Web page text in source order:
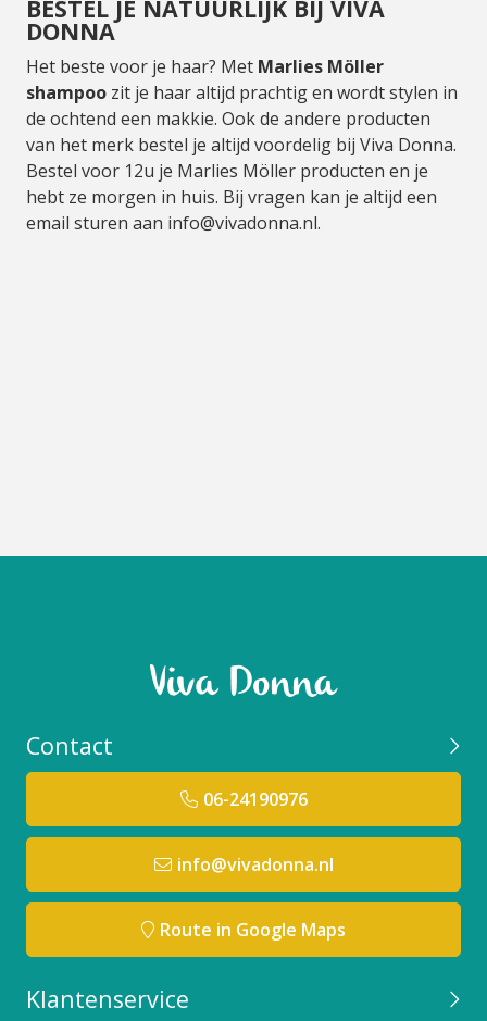
BESTEL JE NATUURLIJK BIJ VIVA
DONNA
Het beste voor je haar? Met Marlies Möller
shampoo zit je haar altijd prachtig en wordt stylen in
de ochtend een makkie. Ook de andere producten
van het merk bestel je altijd voordelig bij Viva Donna.
Bestel voor 12u je Marlies Möller producten en je
hebt ze morgen in huis. Bij vragen kan je altijd een
email sturen aan info@vivadonna.nl.
Contact
06-24190976
info@vivadonna.nl
Route in Google Maps
Klantenservice